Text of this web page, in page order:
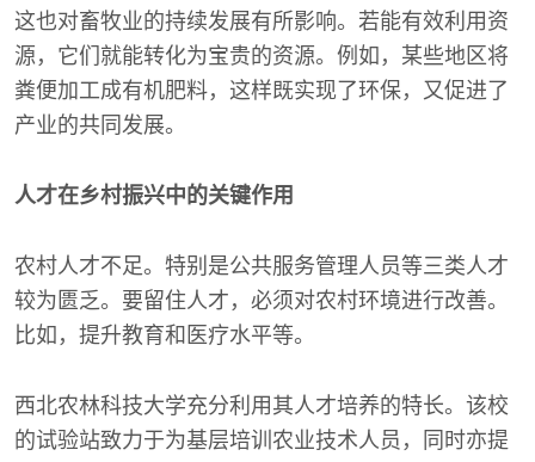
这也对畜牧业的持续发展有所影响。若能有效利用资
源，它们就能转化为宝贵的资源。例如，某些地区将
粪便加工成有机肥料，这样既实现了环保，又促进了
产业的共同发展。
人才在乡村振兴中的关键作用
农村人才不足。特别是公共服务管理人员等三类人才
较为匮乏。要留住人才，必须对农村环境进行改善。
比如，提升教育和医疗水平等。
西北农林科技大学充分利用其人才培养的特长。该校
的试验站致力于为基层培训农业技术人员，同时亦提